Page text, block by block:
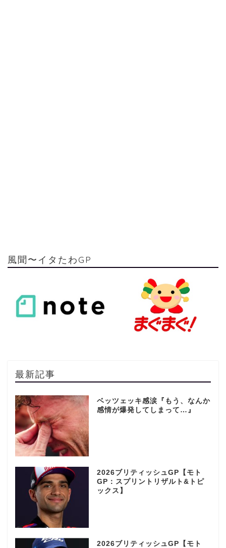
風聞〜イタたわGP
最新記事
ベッツェッキ感涙『もう、なんか
感情が爆発してしまって…』
2026ブリティッシュGP【モト
GP：スプリントリザルト&トピ
ックス】
2026ブリティッシュGP【モト